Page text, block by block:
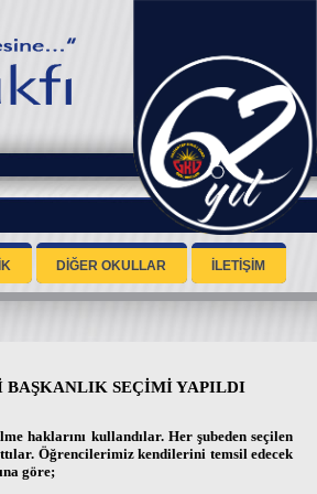
DİĞER OKULLAR İLETİŞİM
BAŞKANLIK SEÇİMİ YAPILDI
haklarını kullandılar. Her şubeden seçilen
Öğrencilerimiz kendilerini temsil edecek
göre;